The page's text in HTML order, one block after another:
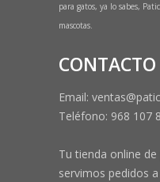
para gatos, ya lo sabes,
mascotas.
CONTACTO
Email:
Teléfono: 968 107
Tu tienda online
servimos pedidos